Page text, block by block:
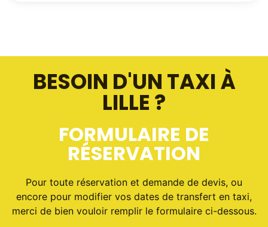
BESOIN D'UN TAXI À
LILLE ?
FORMULAIRE DE
RÉSERVATION
Pour toute réservation et demande de devis, ou
encore pour modifier vos dates de transfert en taxi,
merci de bien vouloir remplir le formulaire ci-dessous.